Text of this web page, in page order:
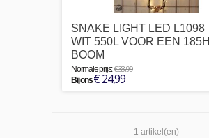
SNAKE LIGHT LED L1098
WIT 550L VOOR EEN 185H
BOOM
Normale prijs:€ 33,99
Bij ons€ 24,99
1 artikel(en)